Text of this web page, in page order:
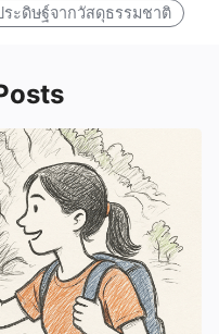
ระดิษฐ์จากวัสดุธรรมชาติ